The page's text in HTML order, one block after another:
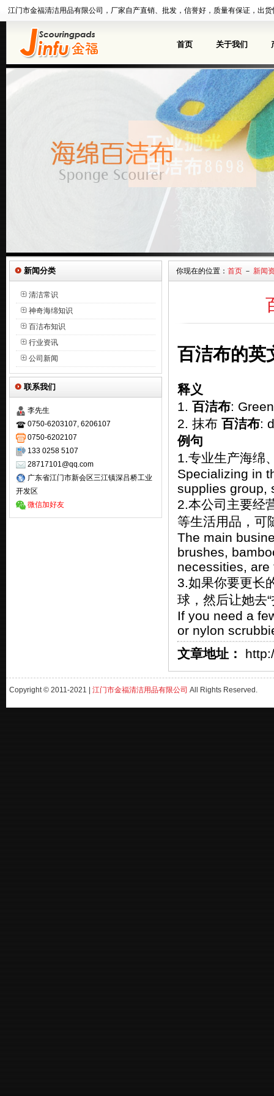
江门市金福清洁用品有限公司，厂家自产直销、批发，信誉好，质量有保证，出
首页 关于我们
你现在的位置： 首页 － 新闻
百洁布的英
释义
1. 百洁布:
2. 抹布 百洁布:
例句
1.专业生产海绵
Specializing in
supplies group,
2.本公司主要经
等生活用品，可
The main
brushes,
necessities,
3.如果你要更长
球，然后让她去
If you need a
or nylon
文章地址：
新闻分类
清洁常识
神奇海绵知识
百洁布知识
行业资讯
公司新闻
联系我们
李先生
0750-6203107, 6206107
0750-6202107
133 0258 5107
28717101@qq.com
广东省江门市新会区三江镇深吕桥工业
开发区
微信加好友
Copyright © 2011-2021 | 江门市金福清洁用品有限公司 All Rights Reserved.